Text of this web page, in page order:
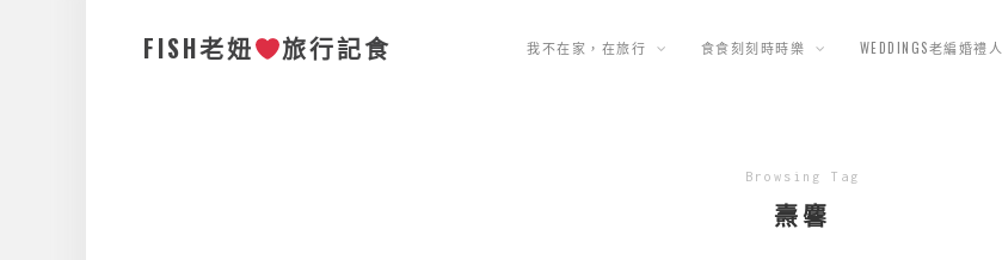
FISH老妞 旅行記食 我不在家，在旅行 食食刻刻時時樂 WEDDINGS老編婚禮人
Browsing Tag
燾麘